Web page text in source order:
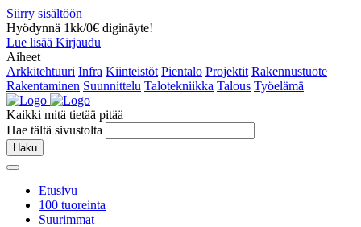
Siirry sisältöön
Hyödynnä 1kk/0€ diginäyte!
Lue lisää Kirjaudu
Aiheet
Arkkitehtuuri Infra Kiinteistöt Pientalo Projektit Rakennustuote
Rakentaminen Suunnittelu Talotekniikka Talous Työelämä
Kaikki mitä tietää pitää
Hae tältä sivustolta
Haku
Etusivu
100 tuoreinta
Suurimmat